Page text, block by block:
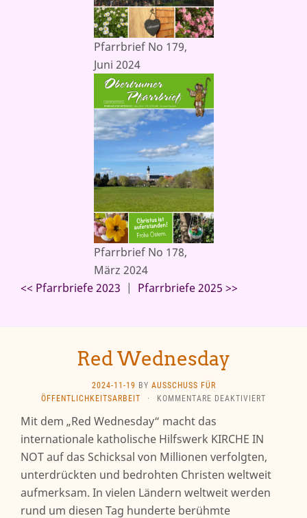
Pfarrbrief No 179,
Juni 2024
Pfarrbrief No 178,
März 2024
<< Pfarrbriefe 2023 | Pfarrbriefe 2025 >>
Red Wednesday
2024-11-19 BY AUSSCHUSS FÜR
ÖFFENTLICHKEITSARBEIT
· KOMMENTARE DEAKTIVIERT
Mit dem „Red Wednesday“ macht das
internationale katholische Hilfswerk KIRCHE IN
NOT auf das Schicksal von Millionen verfolgten,
unterdrückten und bedrohten Christen weltweit
aufmerksam. In vielen Ländern weltweit werden
rund um diesen Tag hunderte berühmte